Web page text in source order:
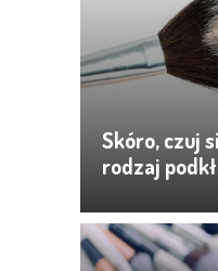
Skóro, czuj
rodzaj